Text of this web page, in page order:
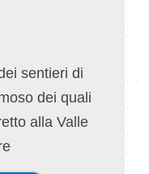
sentieri di
dei quali
alla Valle